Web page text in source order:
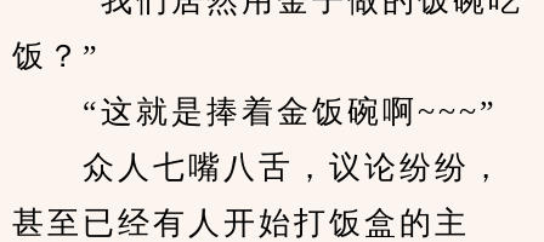
饭？”
“这就是捧着金饭碗啊~~~”
众人七嘴八舌，议论纷纷，
甚至已经有人开始打饭盒的主